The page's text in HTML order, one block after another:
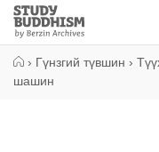
Close
Study
Buddhism
› Гүнзгий түвшин ›
шашин